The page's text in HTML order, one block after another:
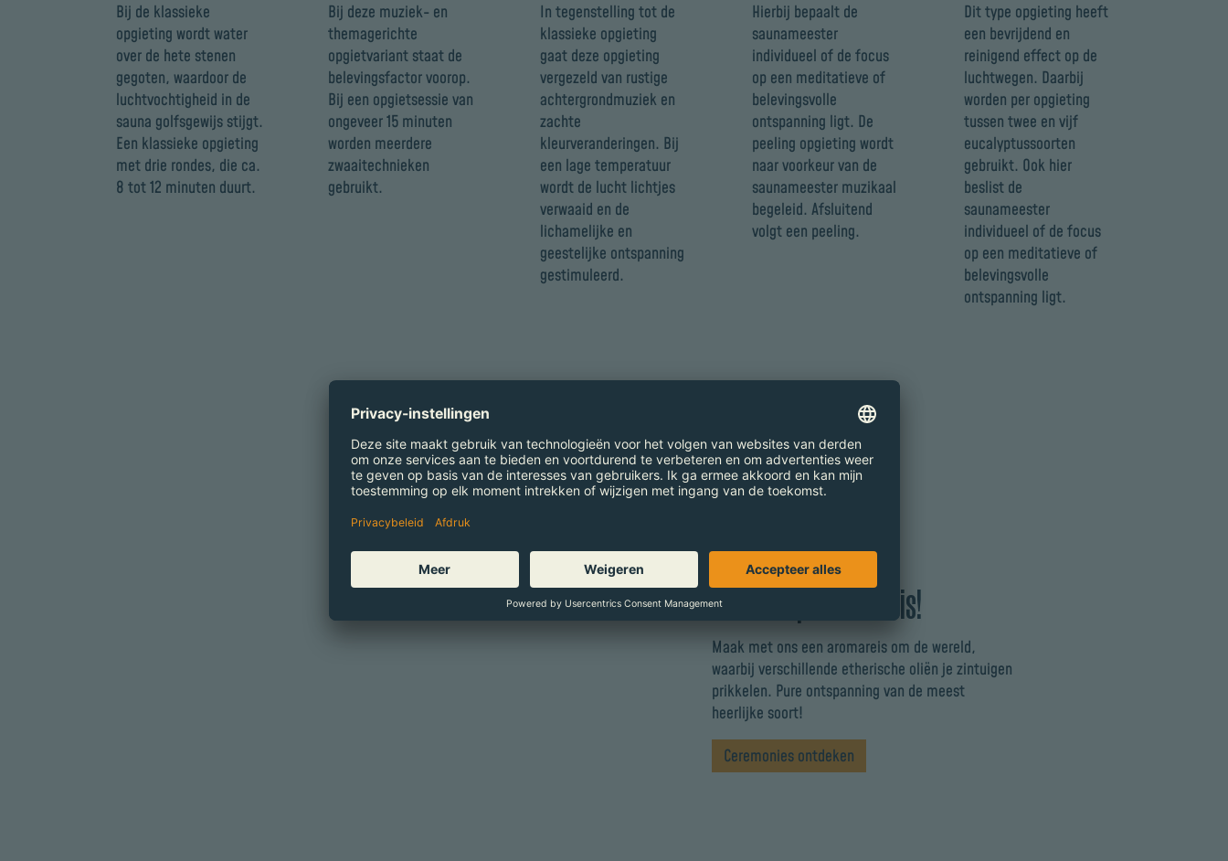
Bij de klassieke
opgieting wordt water
over de hete stenen
gegoten, waardoor de
luchtvochtigheid in de
sauna golfsgewijs stijgt.
Een klassieke opgieting
met drie rondes, die ca.
8 tot 12 minuten duurt.
Bij deze muziek- en
themagerichte
opgietvariant staat de
belevingsfactor voorop.
Bij een opgietsessie van
ongeveer 15 minuten
worden meerdere
zwaaitechnieken
gebruikt.
In tegenstelling tot de
klassieke opgieting
gaat deze opgieting
vergezeld van rustige
achtergrondmuziek en
zachte
kleurveranderingen. Bij
een lage temperatuur
wordt de lucht lichtjes
verwaaid en de
lichamelijke en
geestelijke ontspanning
gestimuleerd.
Hierbij bepaalt de
saunameester
individueel of de focus
op een meditatieve of
belevingsvolle
ontspanning ligt. De
peeling opgieting wordt
naar voorkeur van de
saunameester muzikaal
begeleid. Afsluitend
volgt een peeling.
Dit type opgieting heeft
een bevrijdend en
reinigend effect op de
luchtwegen. Daarbij
worden per opgieting
tussen twee en vijf
eucalyptussoorten
gebruikt. Ook hier
beslist de
saunameester
individueel of de focus
op een meditatieve of
belevingsvolle
ontspanning ligt.
Ga mee op aromareis!
Maak met ons een aromareis om de wereld,
waarbij verschillende etherische oliën je zintuigen
prikkelen. Pure ontspanning van de meest
heerlijke soort!
Ceremonies ontdeken